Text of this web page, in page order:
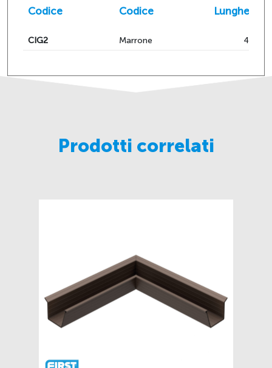
Codice Codice Lunghezza
CIG2 Marrone 492
Prodotti correlati